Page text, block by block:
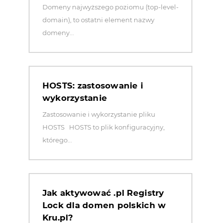
Domeny najwyższego poziomu (top-level-
domain), to ostatni element nazwy
domeny...
HOSTS: zastosowanie i
wykorzystanie
Zastosowanie i wykorzystanie pliku
HOSTS HOSTS to plik konfiguracyjny,
którego...
Jak aktywować .pl Registry
Lock dla domen polskich w
Kru.pl?